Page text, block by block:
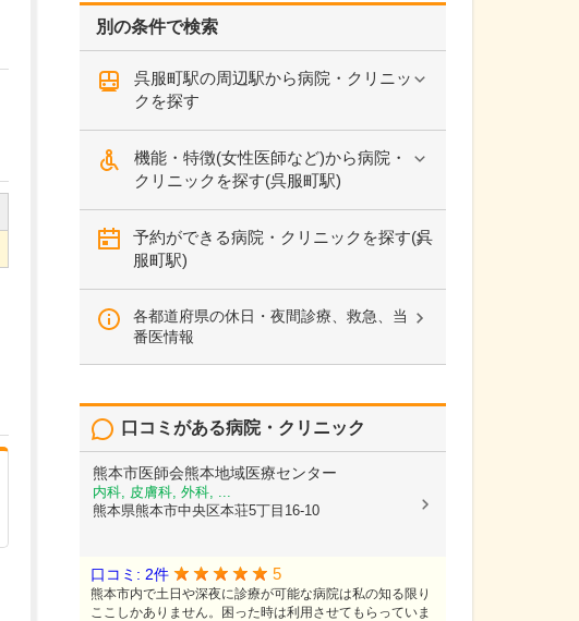
別の条件で検索
呉服町駅の周辺駅から病院・クリニッ
クを探す
機能・特徴(女性医師など)から病院・
クリニックを探す(呉服町駅)
予約ができる病院・クリニックを探す(呉
服町駅)
各都道府県の休日・夜間診療、救急、当
番医情報
口コミがある病院・クリニック
熊本市医師会熊本地域医療センター
内科, 皮膚科, 外科, ...
熊本県熊本市中央区本荘5丁目16-10
口コミ: 2件 5
熊本市内で土日や深夜に診療が可能な病院は私の知る限り
ここしかありません。困った時は利用させてもらっていま